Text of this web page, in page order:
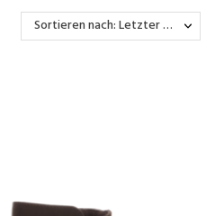
Sortieren nach: Letzter Wareneingang